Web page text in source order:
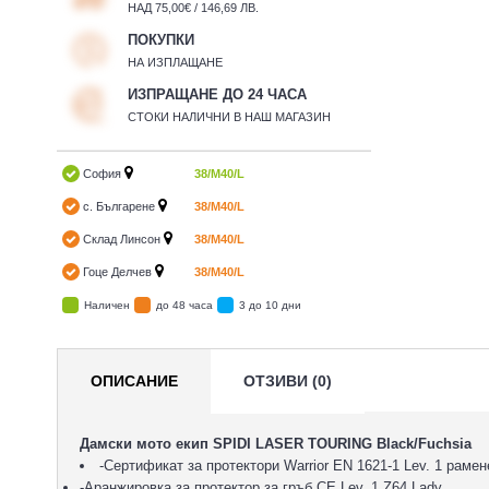
НАД 75,00€ / 146,69 ЛВ.
ПОКУПКИ
НА ИЗПЛАЩАНЕ
ИЗПРАЩАНЕ ДО 24 ЧАСА
СТОКИ НАЛИЧНИ В НАШ МАГАЗИН
София 38/M40/L
с. Българене 38/M40/L
Склад Линсон 38/M40/L
Гоце Делчев 38/M40/L
Наличен до 48 часа 3 до 10 дни
ОПИСАНИЕ ОТЗИВИ (0)
Дамски мото екип SPIDI LASER TOURING Black/Fuchsia
-Сертификат за протектори Warrior EN 1621-1 Lev. 1